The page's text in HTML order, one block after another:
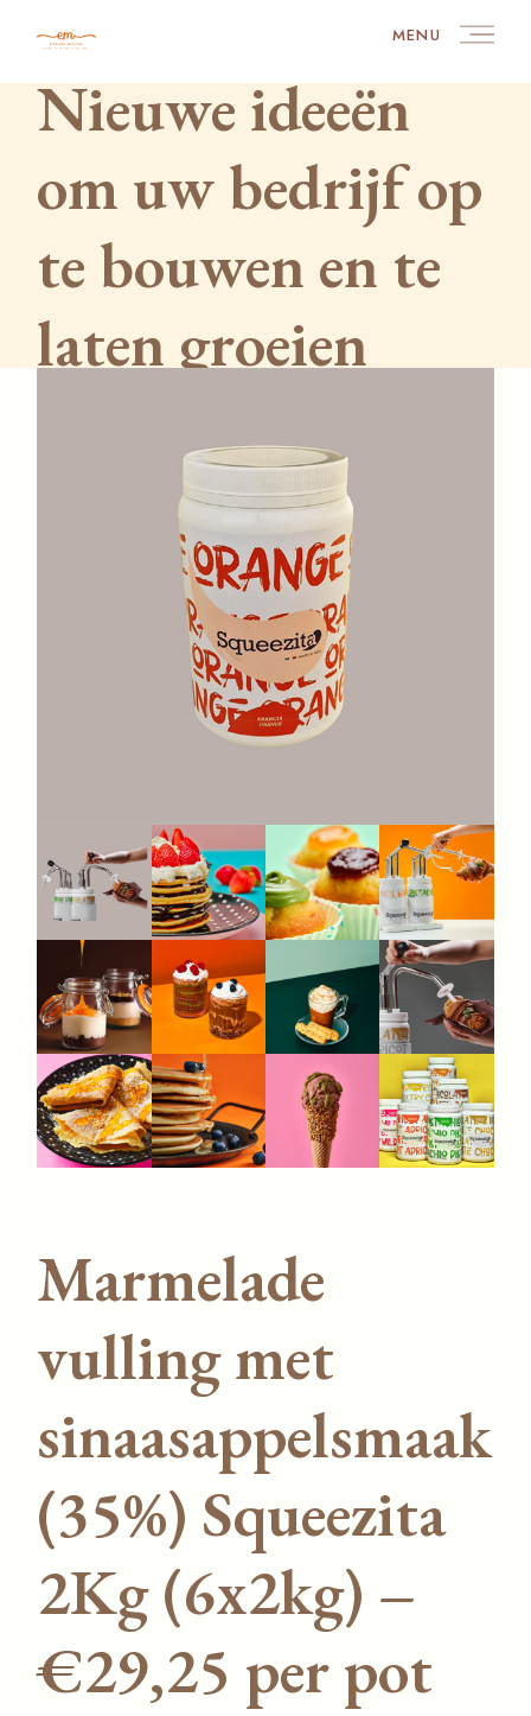
MENU
Nieuwe ideeën
om uw bedrijf op
te bouwen en te
laten groeien
Marmelade
vulling met
sinaasappelsmaak
(35%) Squeezita
2Kg (6x2kg) –
€29,25 per pot